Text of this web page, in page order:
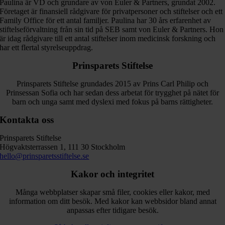
Paulina är VD och grundare av von Euler & Partners, grundat 2002.
Företaget är finansiell rådgivare för privatpersoner och stiftelser och ett
Family Office för ett antal familjer. Paulina har 30 års erfarenhet av
stiftelseförvaltning från sin tid på SEB samt von Euler & Partners. Hon
är idag rådgivare till ett antal stiftelser inom medicinsk forskning och
har ett flertal styrelseuppdrag.
Prinsparets Stiftelse
Prinsparets Stiftelse grundades 2015 av Prins Carl Philip och
Prinsessan Sofia och har sedan dess arbetat för trygghet på nätet för
barn och unga samt med dyslexi med fokus på barns rättigheter.
Kontakta oss
Prinsparets Stiftelse
Högvaktsterrassen 1, 111 30 Stockholm
hello@prinsparetsstiftelse.se
Kakor och integritet
Många webbplatser skapar små filer, cookies eller kakor, med
information om ditt besök. Med kakor kan webbsidor bland annat
anpassas efter tidigare besök.